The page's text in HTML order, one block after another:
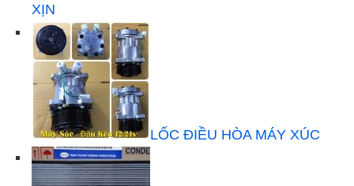
XỊN
LỐC ĐIỀU HÒA MÁY XÚC